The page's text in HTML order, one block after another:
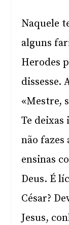
Naquele
alguns
Herodes
dissesse.
«Mestre,
Te
não fazes
ensinas
Deus. É
César?
Jesus,